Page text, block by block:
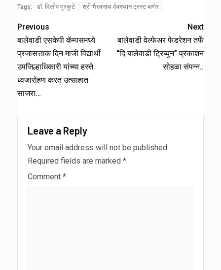
Tags: डॉ. दिलीप मुरकुटे श्री भैरवनाथ देवस्थान ट्रस्ट बाणेर
Previous
बालेवाडी एसकेपी कॅम्पसमध्ये
प्रजासत्ताक दिन माजी विद्यार्थी
उपजिल्हाधिकारी यांच्या हस्ते
ध्वजारोहण करत उत्साहात
साजरा…
Next
बालेवाडी वेल्फेअर फेडरेशन तर्फे
“दि बालेवाडी ट्रिब्युन” प्रकाशन
सोहळा संपन्न..
Leave a Reply
Your email address will not be published.
Required fields are marked *
Comment *